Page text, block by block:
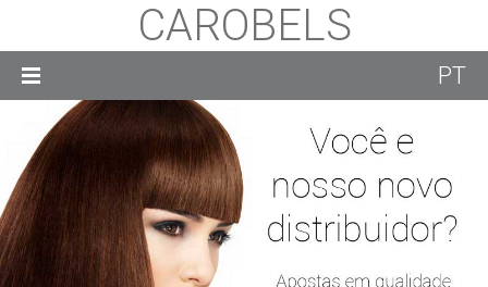
CAROBELS
PT